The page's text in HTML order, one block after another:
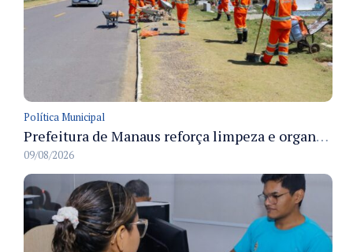
Política Municipal
Prefeitura de Manaus reforça limpeza e organização dos cemiterios municipais para receber famílias no Dia dos Pais
09/08/2026